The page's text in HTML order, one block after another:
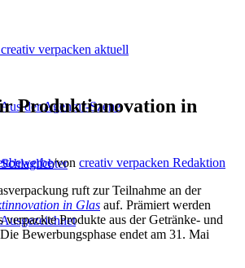
verpacken aktuell
der Agentur-Szene
Produktinnovation in
/von creativ verpacken Redaktion
ruft zur Teilnahme an der
in Glas auf. Prämiert werden
Produkte aus der Getränke- und
Bewerbungsphase endet am 31. Mai